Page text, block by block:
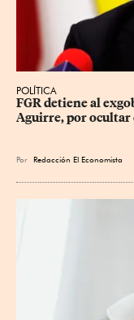
POLÍTICA
FGR detiene al
Aguirre, por ocultar
Por Redacción El Economista